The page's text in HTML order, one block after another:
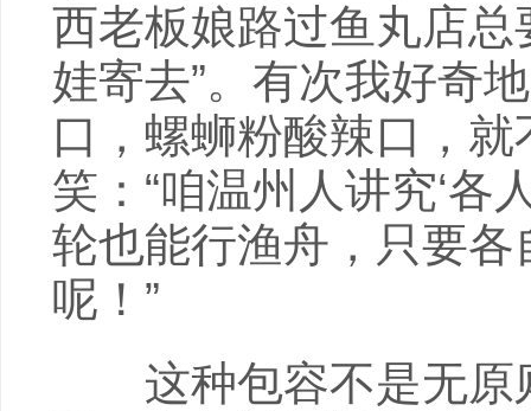
西老板娘路过鱼丸店
娃寄去”。有次我好奇
口，螺蛳粉酸辣口，
笑：“咱温州人讲究‘各
轮也能行渔舟，只要
呢！”
这种包容不是无原